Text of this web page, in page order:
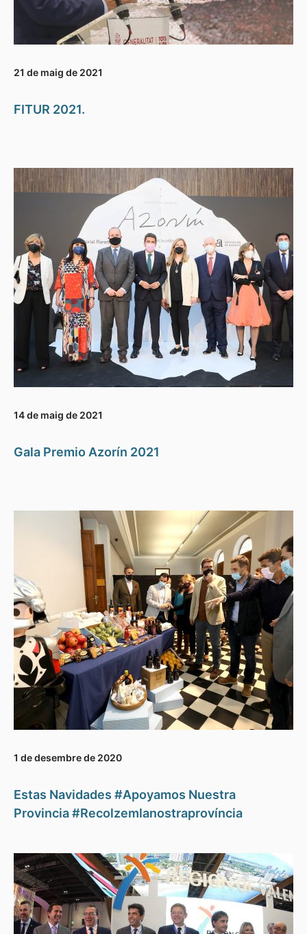
21 de maig de 2021
FITUR 2021.
14 de maig de 2021
Gala Premio Azorín 2021
1 de desembre de 2020
Estas Navidades #Apoyamos Nuestra
Provincia #Recolzemlanostraprovíncia